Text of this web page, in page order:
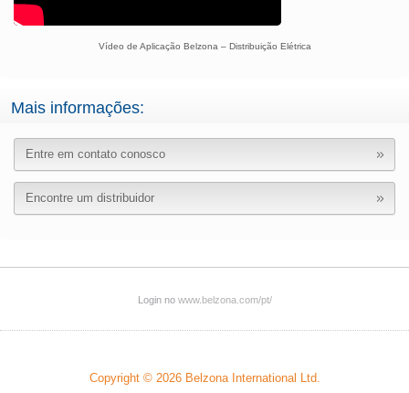
Vídeo de Aplicação Belzona – Distribuição Elétrica
Mais informações:
Entre em contato conosco
Encontre um distribuidor
Login no www.belzona.com/pt/
Copyright © 2026 Belzona International Ltd.